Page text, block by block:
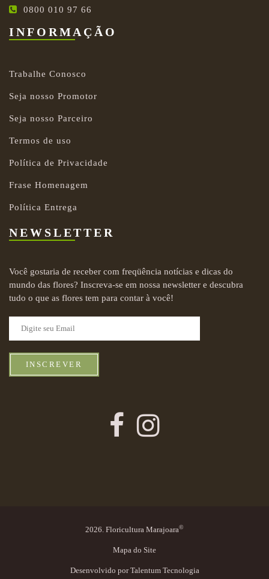
0800 010 97 66
INFORMAÇÃO
Trabalhe Conosco
Seja nosso Promotor
Seja nosso Parceiro
Termos de uso
Política de Privacidade
Frase Homenagem
Política Entrega
NEWSLETTER
Você gostaria de receber com freqüência notícias e dicas do
mundo das flores? Inscreva-se em nossa newsletter e descubra
tudo o que as flores tem para contar à você!
INSCREVER
2026. Floricultura Marajoara©
Mapa do Site
Desenvolvido porTalentum Tecnologia